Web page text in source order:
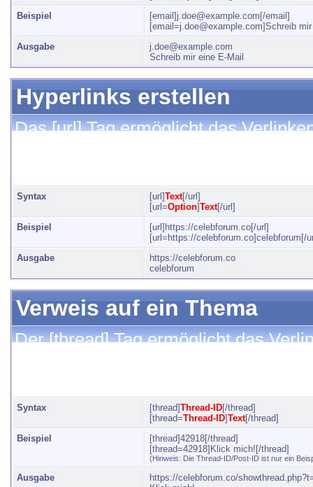
Beispiel
[email] j.doe@example.com [/email]
[email=j.doe@example.com]Schreib
Ausgabe
j.doe@example.com
Schreib mir eine E-Mail
Hyperlinks erstellen
Das [url] Tag ermöglicht das
Syntax [url]Text[/url]
[url=Option]Text[/url]
Beispiel
[url]https://celebforum.co[/url]
[url=https://celebforum.co]celebforum[/
Ausgabe
https://celebforum.co
celebforum
Verweis auf ein Thema
Der [thread] Tag ermöglicht das
Syntax [thread]Thread-ID[/thread]
[thread=Thread-ID]Text[/thread]
Beispiel
[thread]42918[/thread]
[thread=42918]Klick mich![/thread]
(Hinweis: Die Thread-ID/Post-ID ist nur ein
Ausgabe
https://celebforum.co/